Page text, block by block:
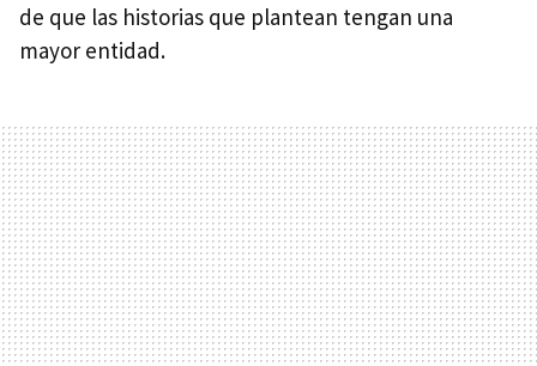
de que las historias que plantean tengan una
mayor entidad.